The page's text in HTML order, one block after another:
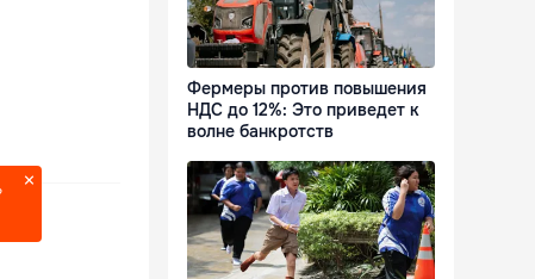
Фермеры против повышения
НДС до 12%: Это приведет к
волне банкротств